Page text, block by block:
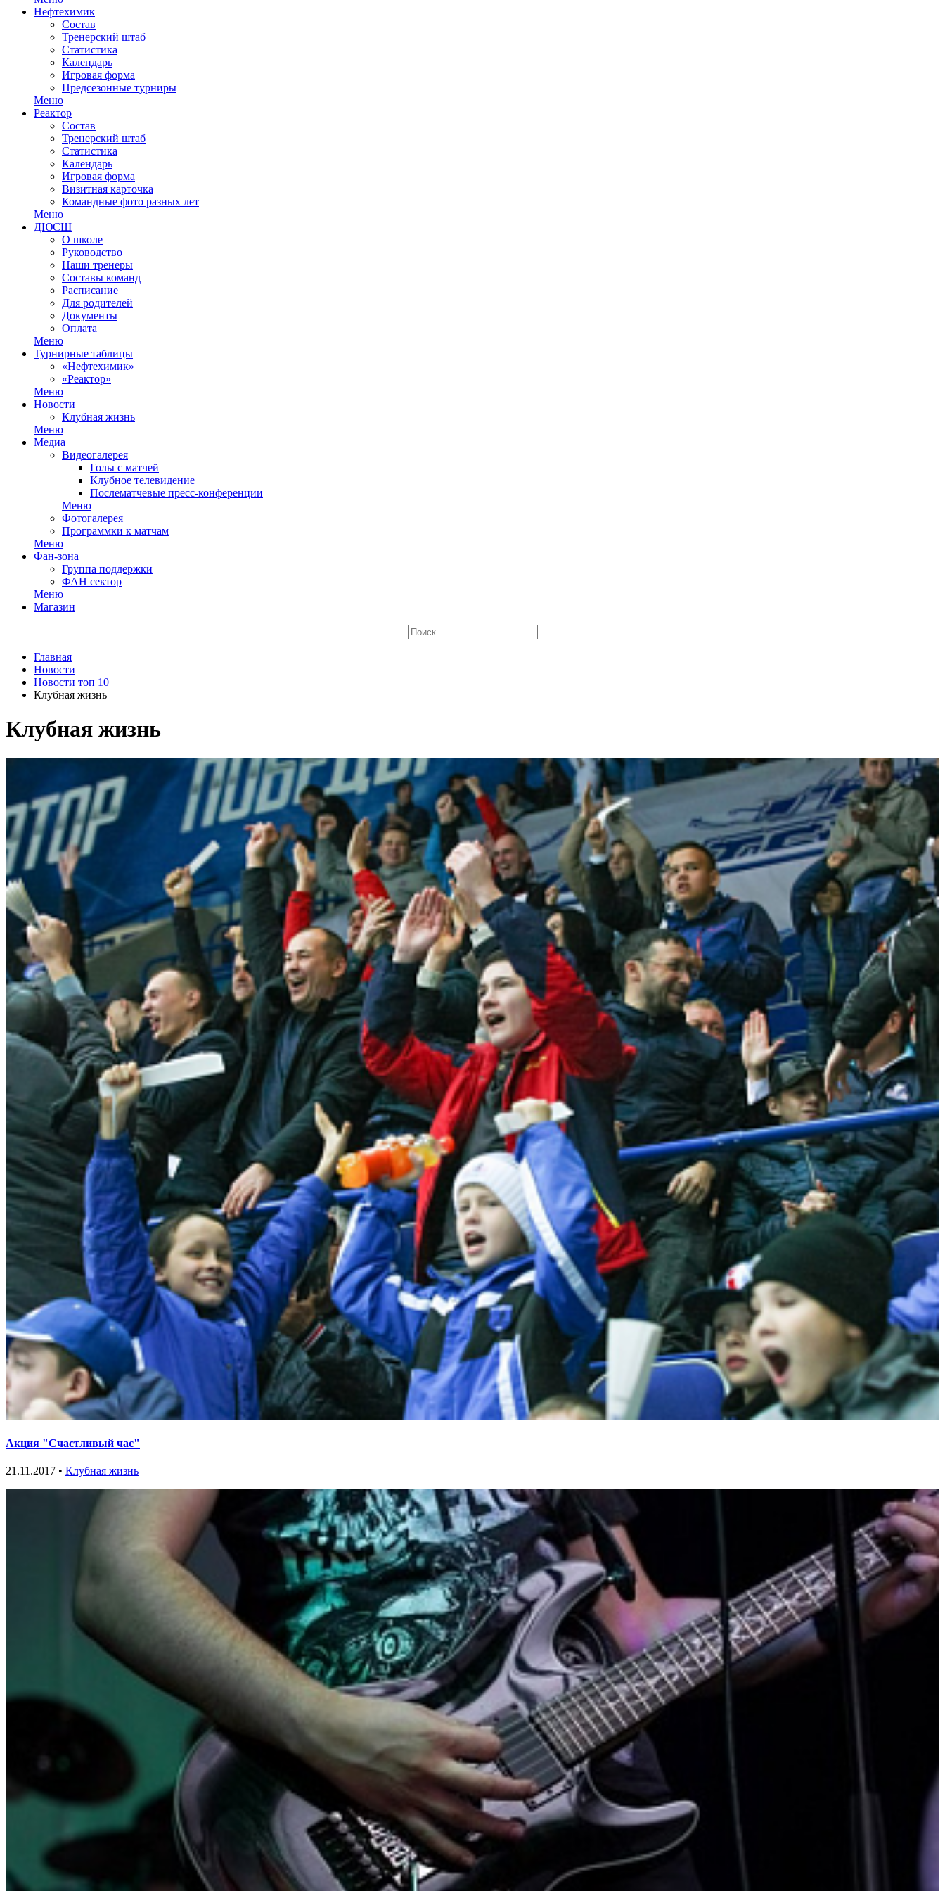
Нефтехимик
Состав
Тренерский штаб
Статистика
Календарь
Игровая форма
Предсезонные турниры
Меню
Реактор
Состав
Тренерский штаб
Статистика
Календарь
Игровая форма
Визитная карточка
Командные фото разных лет
Меню
ДЮСШ
О школе
Руководство
Наши тренеры
Составы команд
Расписание
Для родителей
Документы
Оплата
Меню
Турнирные таблицы
«Нефтехимик»
«Реактор»
Меню
Новости
Клубная жизнь
Меню
Медиа
Видеогалерея
Голы с матчей
Клубное телевидение
Послематчевые пресс-конференции
Меню
Фотогалерея
Программки к матчам
Меню
Фан-зона
Группа поддержки
ФАН сектор
Меню
Магазин
Главная
Новости
Новости топ 10
Клубная жизнь
Клубная жизнь
Акция "Счастливый час"
21.11.2017 • Клубная жизнь